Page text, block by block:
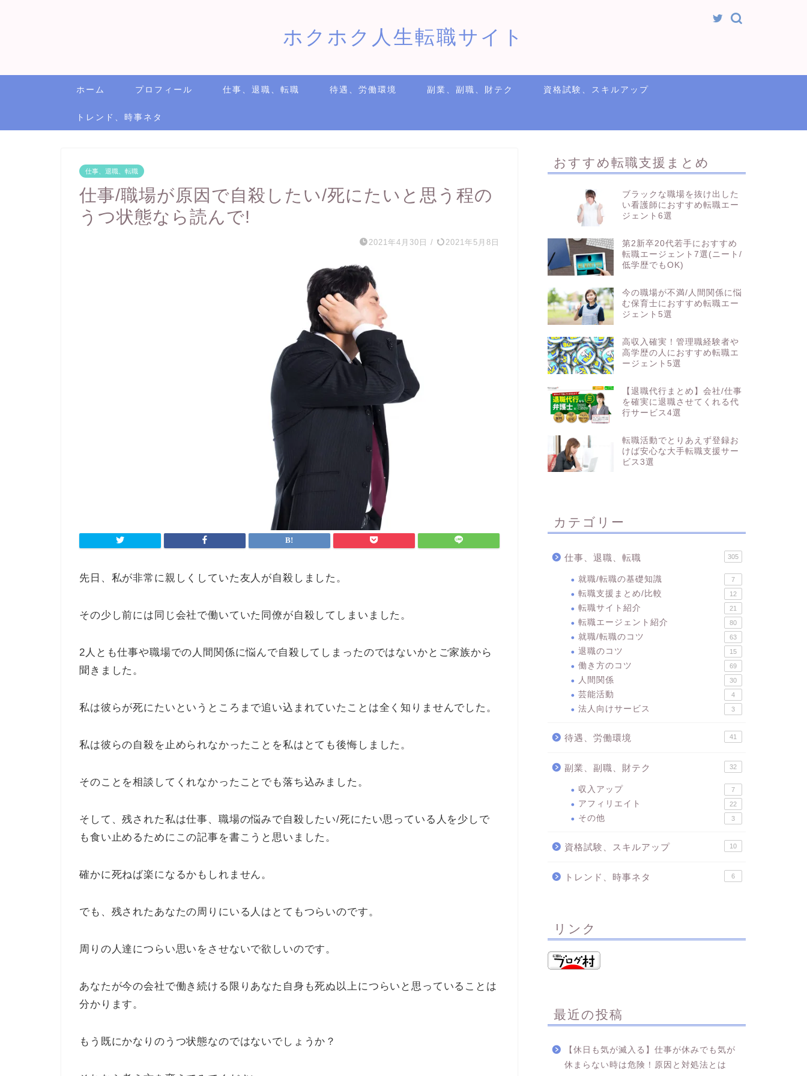
ホクホク人生転職サイト
ホーム プロフィール 仕事、退職、転職 待遇、労働環境 副業、副職、財テク 資格試験、スキルアップ
トレンド、時事ネタ
仕事、退職、転職
仕事/職場が原因で自殺したい/死にたいと思う程の
うつ状態なら読んで!
2021年4月30日 / 2021年5月8日
先日、私が非常に親しくしていた友人が自殺しました。
その少し前には同じ会社で働いていた同僚が自殺してしまいました。
2人とも仕事や職場での人間関係に悩んで自殺してしまったのではないかとご家族から
聞きました。
私は彼らが死にたいというところまで追い込まれていたことは全く知りませんでした。
私は彼らの自殺を止められなかったことを私はとても後悔しました。
そのことを相談してくれなかったことでも落ち込みました。
そして、残された私は仕事、職場の悩みで自殺したい/死にたい思っている人を少しで
も食い止めるためにこの記事を書こうと思いました。
確かに死ねば楽になるかもしれません。
でも、残されたあなたの周りにいる人はとてもつらいのです。
周りの人達につらい思いをさせないで欲しいのです。
あなたが今の会社で働き続ける限りあなた自身も死ぬ以上につらいと思っていることは
分かります。
もう既にかなりのうつ状態なのではないでしょうか？
おすすめ転職支援まとめ
ブラックな職場を抜け出した
い看護師におすすめ転職エー
ジェント6選
第2新卒20代若手におすすめ
転職エージェント7選(ニート/
低学歴でもOK)
今の職場が不満/人間関係に悩
む保育士におすすめ転職エー
ジェント5選
高収入確実！管理職経験者や
高学歴の人におすすめ転職エ
ージェント5選
【退職代行まとめ】会社/仕事
を確実に退職させてくれる代
行サービス4選
転職活動でとりあえず登録お
けば安心な大手転職支援サー
ビス3選
カテゴリー
仕事、退職、転職 305
就職/転職の基礎知識 7
転職支援まとめ/比較 12
転職サイト紹介 21
転職エージェント紹介 80
就職/転職のコツ 63
退職のコツ 15
働き方のコツ 69
人間関係 30
芸能活動 4
法人向けサービス 3
待遇、労働環境 41
副業、副職、財テク 32
収入アップ 7
アフィリエイト 22
その他 3
資格試験、スキルアップ 10
トレンド、時事ネタ 6
リンク
【休日も気が滅入る】仕事が休みでも気が